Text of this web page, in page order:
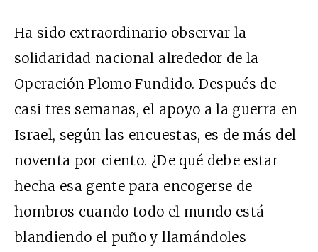
Ha sido extraordinario observar la
solidaridad nacional alrededor de la
Operación Plomo Fundido. Después de
casi tres semanas, el apoyo a la guerra en
Israel, según las encuestas, es de más del
noventa por ciento. ¿De qué debe estar
hecha esa gente para encogerse de
hombros cuando todo el mundo está
blandiendo el puño y llamándoles